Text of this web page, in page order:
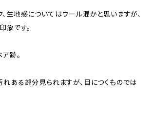
生地感についてはウール混かと思いますが、
象です。
跡。
れある部分見られますが、目につくものでは